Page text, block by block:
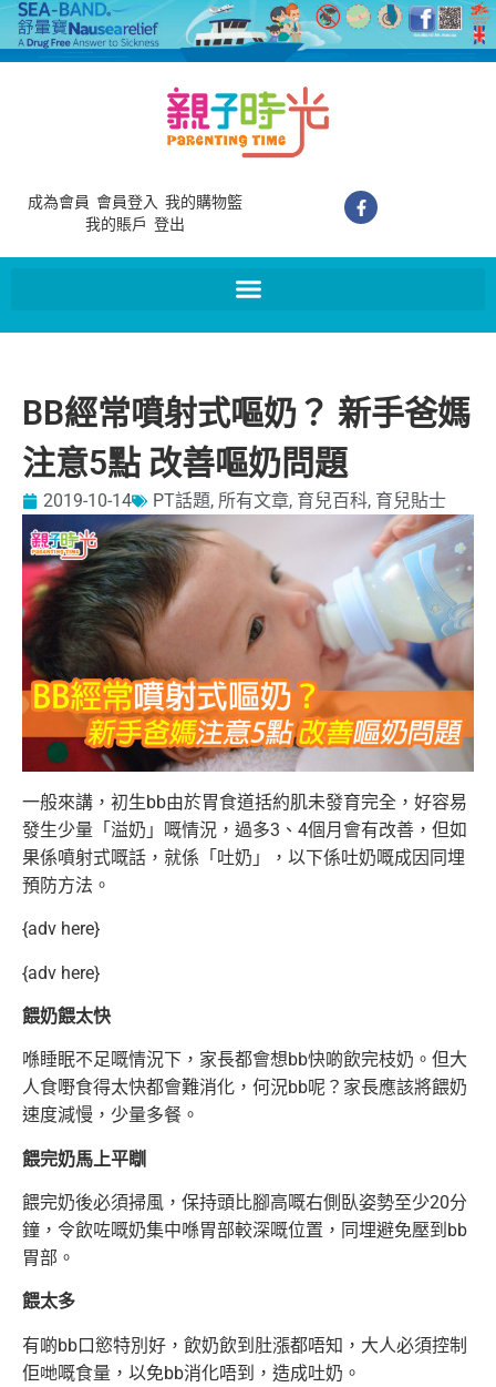
成為會員 會員登入 我的購物籃
我的賬戶 登出
BB經常噴射式嘔奶？ 新手爸媽
注意5點 改善嘔奶問題
2019-10-14 PT話題, 所有文章, 育兒百科, 育兒貼士
一般來講，初生bb由於胃食道括約肌未發育完全，好容易
發生少量「溢奶」嘅情況，過多3、4個月會有改善，但如
果係噴射式嘅話，就係「吐奶」，以下係吐奶嘅成因同埋
預防方法。
{adv here}
{adv here}
餵奶餵太快
喺睡眠不足嘅情況下，家長都會想bb快啲飲完枝奶。但大
人食嘢食得太快都會難消化，何況bb呢？家長應該將餵奶
速度減慢，少量多餐。
餵完奶馬上平瞓
餵完奶後必須掃風，保持頭比腳高嘅右側臥姿勢至少20分
鐘，令飲咗嘅奶集中喺胃部較深嘅位置，同埋避免壓到bb
胃部。
餵太多
有啲bb口慾特別好，飲奶飲到肚漲都唔知，大人必須控制
佢哋嘅食量，以免bb消化唔到，造成吐奶。